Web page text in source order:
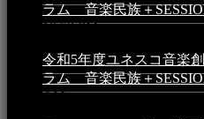
ラム 音楽民族＋
10:50 PM
令和5年度ユネスコ音楽
ラム 音楽民族＋
AM